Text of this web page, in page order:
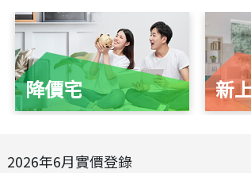
降價宅 新
2026年6月實價登錄